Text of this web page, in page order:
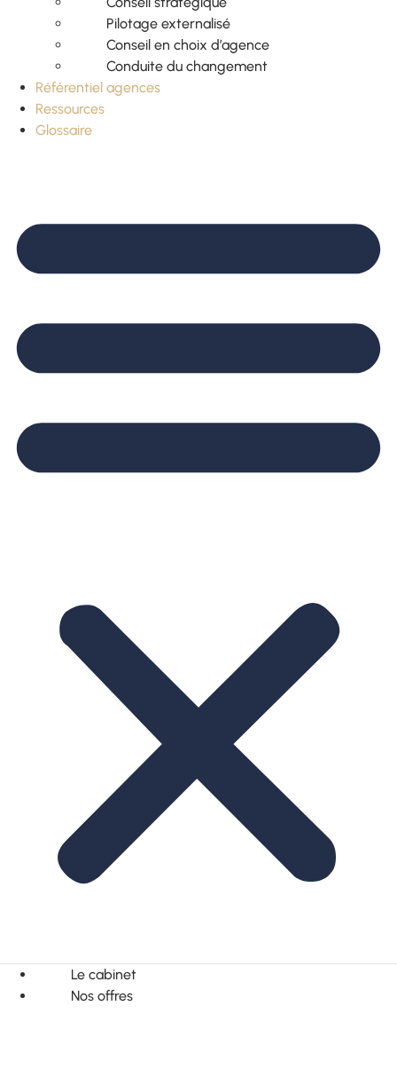
Pilotage externalisé
Conseil en choix d’agence
Conduite du changement
Référentiel agences
Ressources
Glossaire
Le cabinet
Nos offres